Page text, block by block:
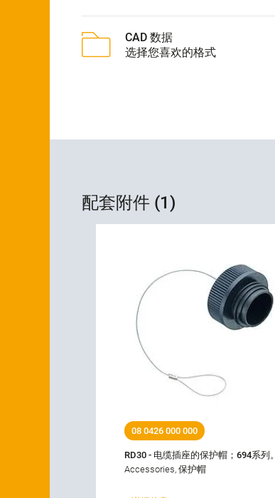
CAD 数据
选择您喜欢的格式
配套附件 (1)
08 0426 000 000
RD30 - 电缆插座的保护帽；694系列。
Accessories, 保护帽